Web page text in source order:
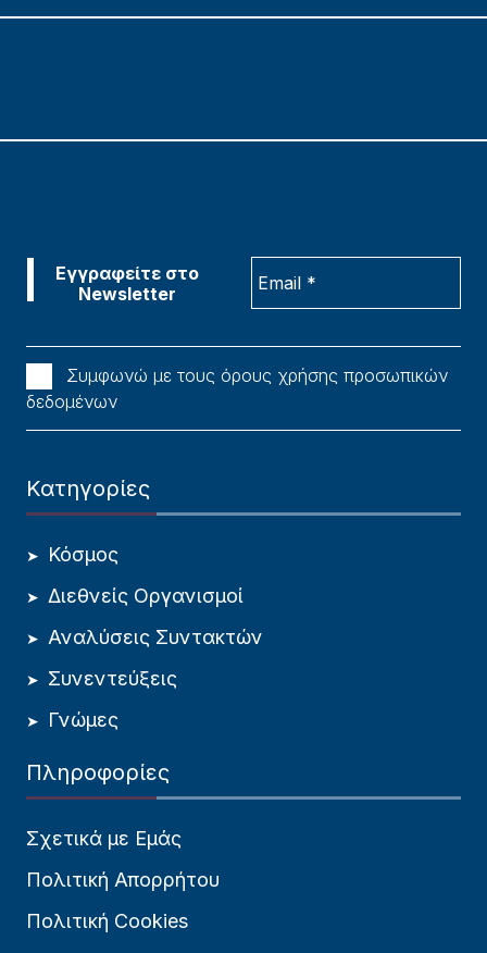
Συμφωνώ με τους όρους χρήσης προσωπικών
δεδομένων
Κατηγορίες
Κόσμος
Διεθνείς Οργανισμοί
Αναλύσεις Συντακτών
Συνεντεύξεις
Γνώμες
Πληροφορίες
Σχετικά με Εμάς
Πολιτική Απορρήτου
Πολιτική Cookies